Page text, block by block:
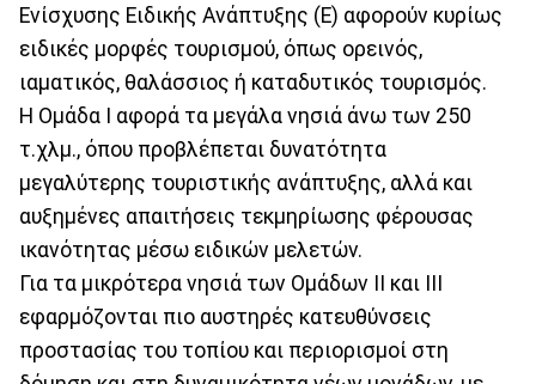
Ενίσχυσης Ειδικής Ανάπτυξης (Ε) αφορούν κυρίως
ειδικές μορφές τουρισμού, όπως ορεινός,
ιαματικός, θαλάσσιος ή καταδυτικός τουρισμός.
Η Ομάδα Ι αφορά τα μεγάλα νησιά άνω των 250
τ.χλμ., όπου προβλέπεται δυνατότητα
μεγαλύτερης τουριστικής ανάπτυξης, αλλά και
αυξημένες απαιτήσεις τεκμηρίωσης φέρουσας
ικανότητας μέσω ειδικών μελετών.
Για τα μικρότερα νησιά των Ομάδων ΙΙ και ΙΙΙ
εφαρμόζονται πιο αυστηρές κατευθύνσεις
προστασίας του τοπίου και περιορισμοί στη